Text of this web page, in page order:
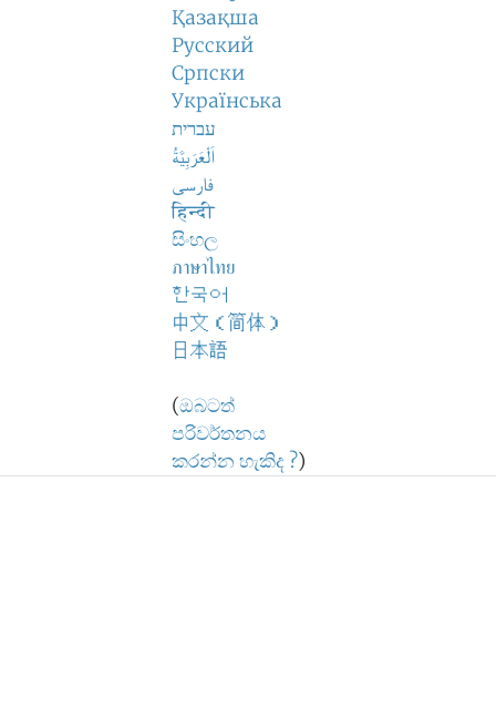
Қазақша
Русский
Српски
Українська
עברית
اَلْعَرَبِيَّةُ
فارسی
हिन्दी
සිංහල
ภาษาไทย
한국어
中文（简体）
日本語
(ඔබටත්
පරිවර්තනය
කරන්න හැකිද ?)